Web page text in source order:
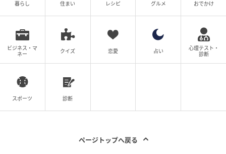
暮らし 住まい レシピ グルメ おでかけ
ビジネス・マ
ネー
クイズ 恋愛 占い
心理テスト・
診断
スポーツ 診断
ページトップへ戻る